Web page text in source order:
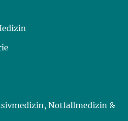
Notfallmedizin &